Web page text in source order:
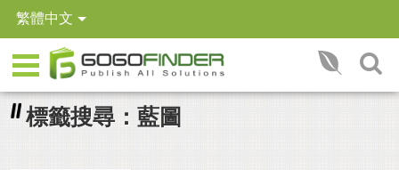
繁體中文
標籤搜尋：藍圖